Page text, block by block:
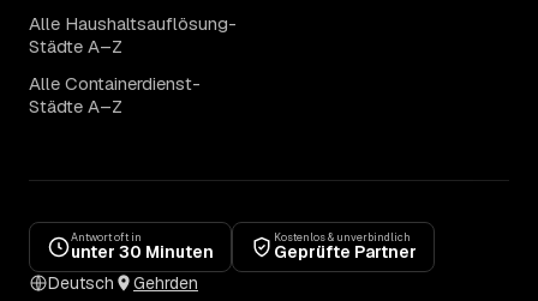
Alle Haushaltsauflösung-
Städte A–Z
Alle Containerdienst-
Städte A–Z
Antwort oft in
unter 30 Minuten
Kostenlos & unverbindlich
Geprüfte Partner
Deutsch
Gehrden